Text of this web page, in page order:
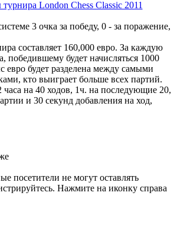
3 очка за победу, 0 - за поражение,
составляет 160,000 евро. За каждую
победившему будет начисляться 1000
евро будет разделена между самыми
кто выиграет больше всех партий.
на 40 ходов, 1ч. на последующие 20,
и 30 секунд добавления на ход,
посетители не могут оставлять
Нажмите на иконку справа